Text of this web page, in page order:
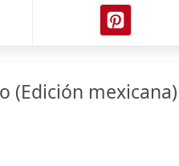
(Edición mexicana)